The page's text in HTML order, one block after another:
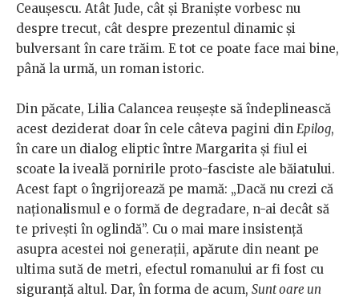
Ceaușescu. Atât Jude, cât și Braniște vorbesc nu
despre trecut, cât despre prezentul dinamic și
bulversant în care trăim. E tot ce poate face mai bine,
până la urmă, un roman istoric.
Din păcate, Lilia Calancea reușește să îndeplinească
acest deziderat doar în cele câteva pagini din Epilog,
în care un dialog eliptic între Margarita și fiul ei
scoate la iveală pornirile proto-fasciste ale băiatului.
Acest fapt o îngrijorează pe mamă: „Dacă nu crezi că
naționalismul e o formă de degradare, n-ai decât să
te privești în oglindă”. Cu o mai mare insistență
asupra acestei noi generații, apărute din neant pe
ultima sută de metri, efectul romanului ar fi fost cu
siguranță altul. Dar, în forma de acum, Sunt oare un